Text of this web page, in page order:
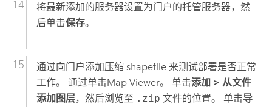
将最新添加的服务器设置为门户的托管服务器，然
后单击保存。
通过向门户添加压缩 shapefile 来测试部署是否正常
工作。 通过单击Map Viewer。 单击添加 > 从文件
添加图层，然后浏览至 .zip 文件的位置。 单击导